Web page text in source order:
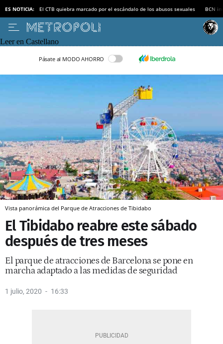
ES NOTICIA: El CTB quiebra marcado por el escándalo de los abusos sexuales BCN
Leer en Castellano
Pásate al MODO AHORRO
Vista panorámica del Parque de Atracciones de Tibidabo
El Tibidabo reabre este sábado
después de tres meses
El parque de atracciones de Barcelona se pone en
marcha adaptado a las medidas de seguridad
1 julio, 2020 16:33